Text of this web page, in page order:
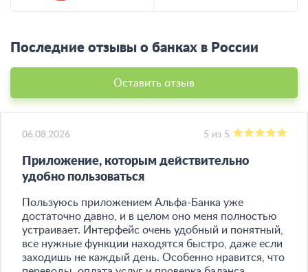
Последние отзывы о банках в России
Оставить отзыв
06.08.2026 5 из 5
Приложение, которым действительно
удобно пользоваться
Пользуюсь приложением Альфа-Банка уже
достаточно давно, и в целом оно меня полностью
устраивает. Интерфейс очень удобный и понятный,
все нужные функции находятся быстро, даже если
заходишь не каждый день. Особенно нравится, что